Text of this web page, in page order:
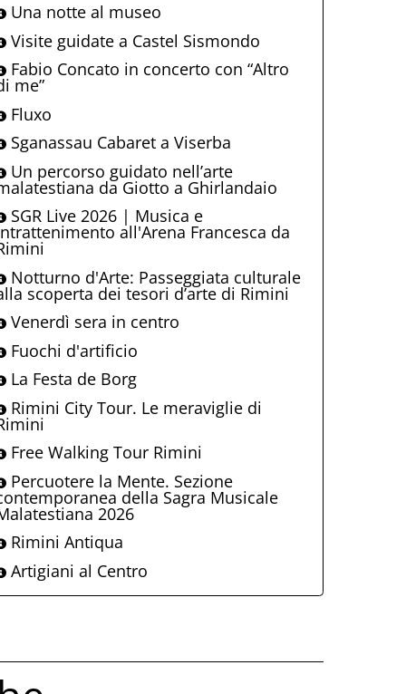
Una notte al museo
Visite guidate a Castel Sismondo
Fabio Concato in concerto con “Altro
me”
Fluxo
Sganassau Cabaret a Viserba
Un percorso guidato nell’arte
da Giotto a Ghirlandaio
SGR Live 2026 | Musica e
all'Arena Francesca da
Notturno d'Arte: Passeggiata culturale
scoperta dei tesori d’arte di Rimini
Venerdì sera in centro
Fuochi d'artificio
La Festa de Borg
Rimini City Tour. Le meraviglie di
Free Walking Tour Rimini
Percuotere la Mente. Sezione
della Sagra Musicale
2026
Rimini Antiqua
Artigiani al Centro